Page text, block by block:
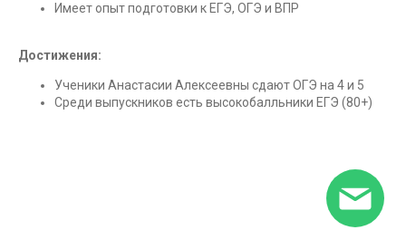
Имеет опыт подготовки к ЕГЭ, ОГЭ и ВПР
Достижения:
Ученики Анастасии Алексеевны сдают ОГЭ на 4 и 5
Среди выпускников есть высокобалльники ЕГЭ (80+)